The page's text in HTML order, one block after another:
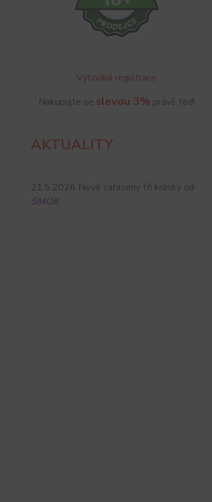
Výhodná registrace
Nakupujte se slevou 3% právě teď!
AKTUALITY
21.5.2026 Nově zařazeny tři krásky od
SMOK